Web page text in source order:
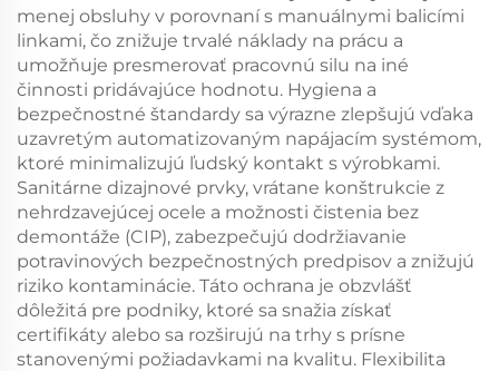
menej obsluhy v porovnaní s manuálnymi balicími
linkami, čo znižuje trvalé náklady na prácu a
umožňuje presmerovať pracovnú silu na iné
činnosti pridávajúce hodnotu. Hygiena a
bezpečnostné štandardy sa výrazne zlepšujú vďaka
uzavretým automatizovaným napájacím systémom,
ktoré minimalizujú ľudský kontakt s výrobkami.
Sanitárne dizajnové prvky, vrátane konštrukcie z
nehrdzavejúcej ocele a možnosti čistenia bez
demontáže (CIP), zabezpečujú dodržiavanie
potravinových bezpečnostných predpisov a znižujú
riziko kontaminácie. Táto ochrana je obzvlášť
dôležitá pre podniky, ktoré sa snažia získať
certifikáty alebo sa rozširujú na trhy s prísne
stanovenými požiadavkami na kvalitu. Flexibilita